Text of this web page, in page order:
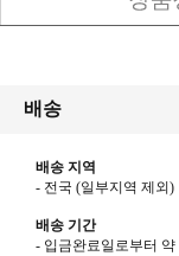
배송
배송 지역
- 전국 (일부지역 제외 )
배송 기간
- 입금완료일로부터 약